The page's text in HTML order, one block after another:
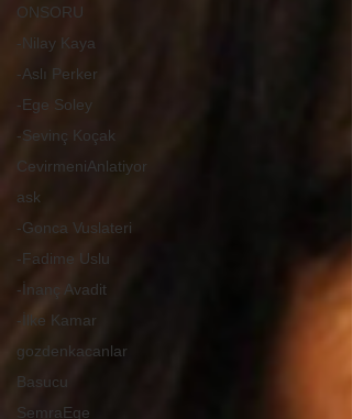
ONSORU
-Nilay Kaya
-Aslı Perker
-Ege Soley
-Sevinç Koçak
CevirmeniAnlatiyor
ask
-Gonca Vuslateri
-Fadime Uslu
-İnanç Avadit
-İlke Kamar
gozdenkacanlar
Basucu
SemraEge